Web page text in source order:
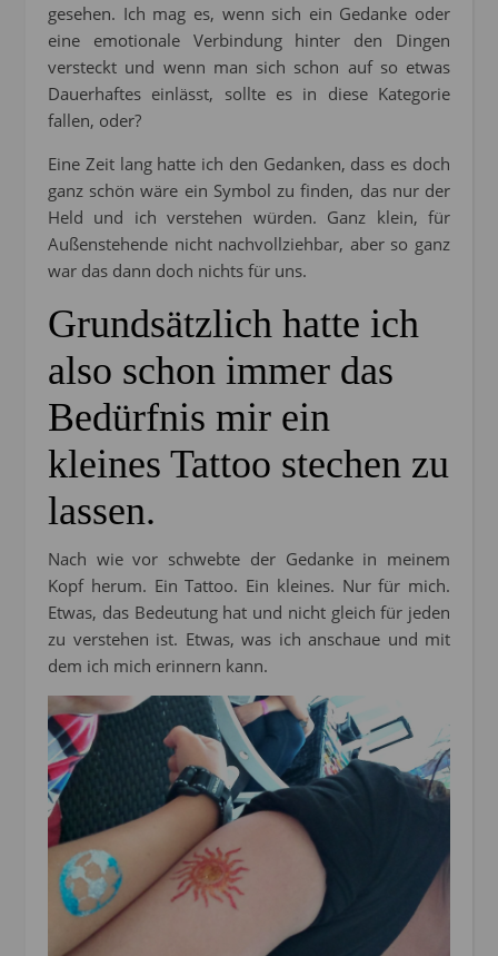
gesehen. Ich mag es, wenn sich ein Gedanke oder
eine emotionale Verbindung hinter den Dingen
versteckt und wenn man sich schon auf so etwas
Dauerhaftes einlässt, sollte es in diese Kategorie
fallen, oder?
Eine Zeit lang hatte ich den Gedanken, dass es doch
ganz schön wäre ein Symbol zu finden, das nur der
Held und ich verstehen würden. Ganz klein, für
Außenstehende nicht nachvollziehbar, aber so ganz
war das dann doch nichts für uns.
Grundsätzlich hatte ich
also schon immer das
Bedürfnis mir ein
kleines Tattoo stechen zu
lassen.
Nach wie vor schwebte der Gedanke in meinem
Kopf herum. Ein Tattoo. Ein kleines. Nur für mich.
Etwas, das Bedeutung hat und nicht gleich für jeden
zu verstehen ist. Etwas, was ich anschaue und mit
dem ich mich erinnern kann.